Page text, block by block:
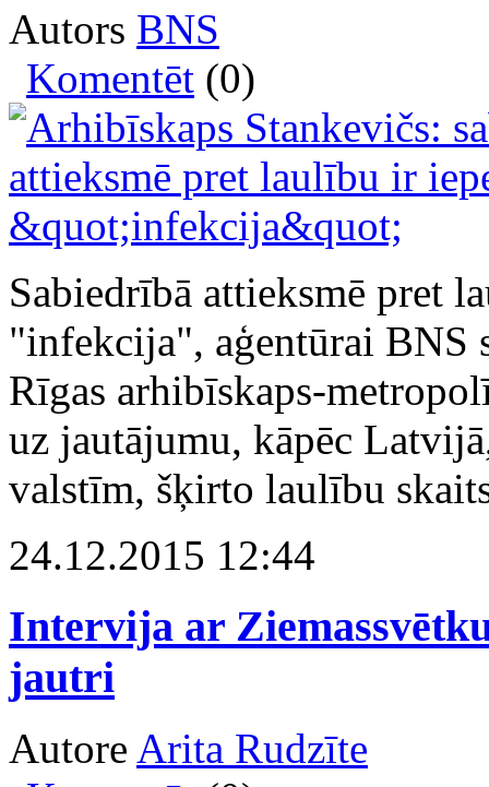
Autors BNS
Komentēt (0)
Sabiedrībā attieksmē pret
"infekcija", aģentūrai BNS
Rīgas arhibīskaps-
uz jautājumu, kāpēc
valstīm, šķirto laulību
24.12.2015 12:44
Intervija ar
jautri
Autore Arita Rudzīte